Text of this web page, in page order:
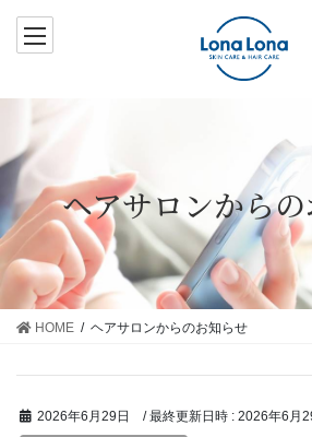
ス
ッ
プ
ン
移
動
ヘアサロンから
HOME ヘアサロンからのお知らせ
2026年6月29日 / 最終更新日時 : 2026年6月